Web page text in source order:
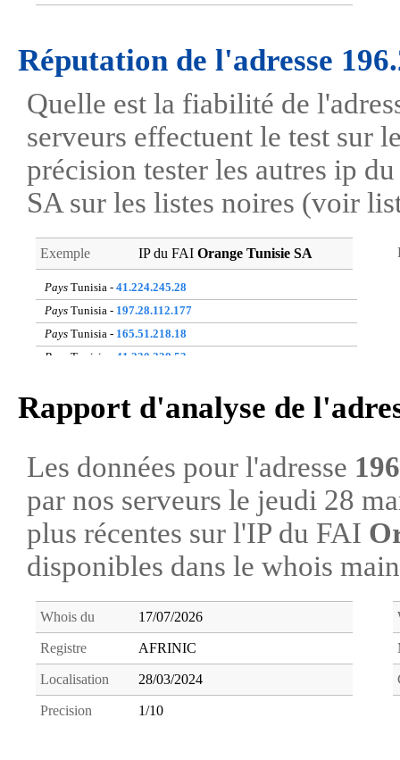
Réputation de l'adresse
Quelle est la fiabilité de
serveurs effectuent le test sur
précision tester les autres ip
SA sur les listes noires (voir
Exemple IP du FAI Orange Tunisie SA
Pays Tunisia - 41.224.245.28
Pays Tunisia - 197.28.112.177
Pays Tunisia - 165.51.218.18
Pays Tunisia -
41.230.238.53
PaysTunisia -197.28.16.5
Pays
Tunisia -
Pays
Tunisia -196.235.75.0
Pays Tunisia - 41.224.148.11
Rapport d'analyse de
Les données pour l'adresse
par nos serveurs le jeudi 28
plus récentes sur l'IP du FAI
disponibles dans le whois
Whois du 17/07/2026
Registre AFRINIC
Localisation 28/03/2024
Precision 1/10